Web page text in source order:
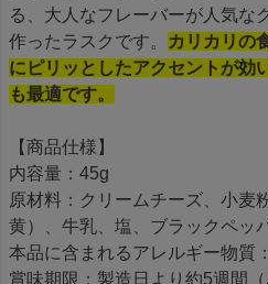
る、大人なフレーバーが人気な
作ったラスクです。
カリカリの
にピリッとしたアクセントが効
も最適です。
【商品仕様】
内容量：45g
原材料：クリームチーズ、小麦
黄）、牛乳、塩、ブラックペッ
本品に含まれるアレルギー物質
賞味期限：製造日より約5週間（